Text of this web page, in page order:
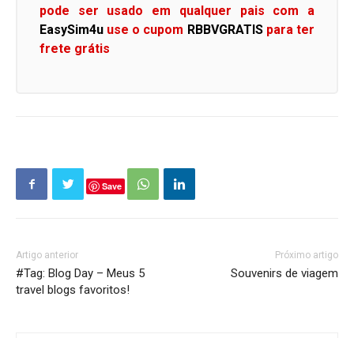
pode ser usado em qualquer pais com a
EasySim4u use o cupom RBBVGRATIS para ter
frete grátis
Save
Artigo anterior
#Tag: Blog Day – Meus 5
travel blogs favoritos!
Próximo artigo
Souvenirs de viagem